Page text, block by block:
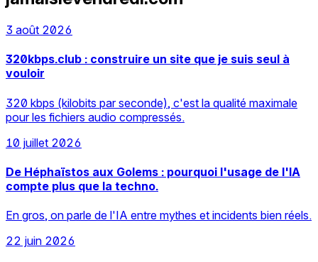
3 août 2026
320kbps.club : construire un site que je suis seul à
vouloir
320 kbps (kilobits par seconde), c'est la qualité maximale
pour les fichiers audio compressés.
10 juillet 2026
De Héphaïstos aux Golems : pourquoi l'usage de l'IA
compte plus que la techno.
En gros, on parle de l'IA entre mythes et incidents bien réels.
22 juin 2026